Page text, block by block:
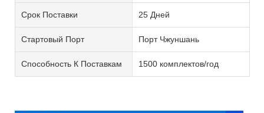
Срок Поставки 25 Дней
Стартовый Порт Порт Чжуншань
Способность К Поставкам 1500 комплектов/год